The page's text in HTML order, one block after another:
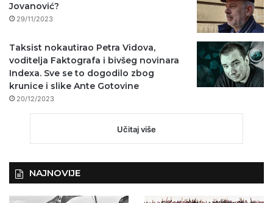
Jovanović?
29/11/2023
Taksist nokautirao Petra Vidova,
voditelja Faktografa i bivšeg novinara
Indexa. Sve se to dogodilo zbog
krunice i slike Ante Gotovine
20/12/2023
Učitaj više
NAJNOVIJE